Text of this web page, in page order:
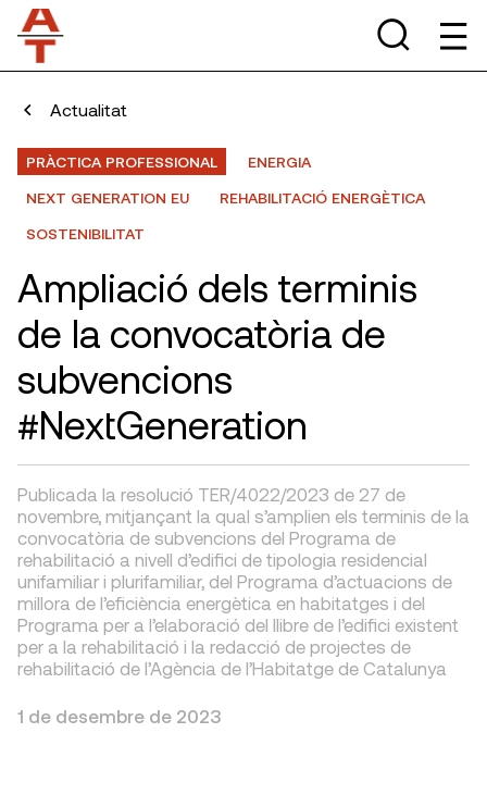
Actualitat
PRÀCTICA PROFESSIONAL
ENERGIA
NEXT GENERATION EU
REHABILITACIÓ ENERGÈTICA
SOSTENIBILITAT
Ampliació dels terminis
de la convocatòria de
subvencions
#NextGeneration
Publicada la resolució TER/4022/2023 de 27 de
novembre, mitjançant la qual s’amplien els terminis de la
convocatòria de subvencions del Programa de
rehabilitació a nivell d’edifici de tipologia residencial
unifamiliar i plurifamiliar, del Programa d’actuacions de
millora de l’eficiència energètica en habitatges i del
Programa per a l’elaboració del llibre de l’edifici existent
per a la rehabilitació i la redacció de projectes de
rehabilitació de l’Agència de l’Habitatge de Catalunya
1 de desembre de 2023